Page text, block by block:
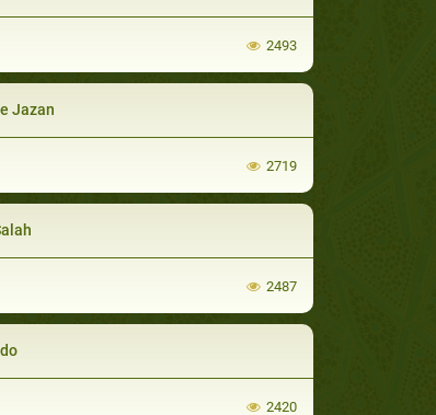
2493
Jazan
2719
2487
2420